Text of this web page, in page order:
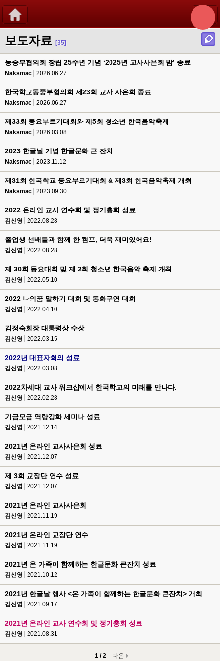
보도자료 [35]
동중부협의회 창립 25주년 기념 ‘2025년 교사사은회 밤’ 종료
Naksmac 2026.06.27
한국학교동중부협의회 제23회 교사 사은회 종료
Naksmac 2026.06.27
제33회 동요부르기대회와 제5회 청소년 한국음악축제
Naksmac 2026.03.08
2023 한글날 기념 한글문화 큰 잔치
Naksmac 2023.11.12
제31회 한국학교 동요부르기대회 & 제3회 한국음악축제 개최
Naksmac 2023.09.30
2022 온라인 교사 연수회 및 정기총회 성료
김신영 2022.08.28
졸업생 선배들과 함께 한 캠프, 더욱 재미있어요!
김신영 2022.08.28
제 30회 동요대회 및 제 2회 청소년 한국음악 축제 개최
김신영 2022.05.10
2022 나의꿈 말하기 대회 및 동화구연 대회
김신영 2022.04.10
김정숙회장 대통령상 수상
김신영 2022.03.15
2022년 대표자회의 성료
김신영 2022.03.08
2022차세대 교사 워크샵에서 한국학교의 미래를 만나다.
김신영 2022.02.28
기금모금 역량강화 세미나 성료
김신영 2021.12.14
2021년 온라인 교사사은회 성료
김신영 2021.12.07
제 3회 교장단 연수 성료
김신영 2021.12.07
2021년 온라인 교사사은회
김신영 2021.11.19
2021년 온라인 교장단 연수
김신영 2021.11.19
2021년 온 가족이 함께하는 한글문화 큰잔치 성료
김신영 2021.10.12
2021년 한글날 행사 <온 가족이 함께하는 한글문화 큰잔치> 개최
김신영 2021.09.17
2021년 온라인 교사 연수회 및 정기총회 성료
김신영 2021.08.31
1 / 2 다음